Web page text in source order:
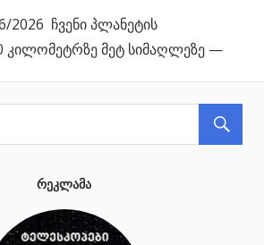
2026 ჩვენი პლანეტის
კილომეტრზე მეტ სიმაღლეზე —
ᲠᲔᲙᲚᲐᲛᲐ